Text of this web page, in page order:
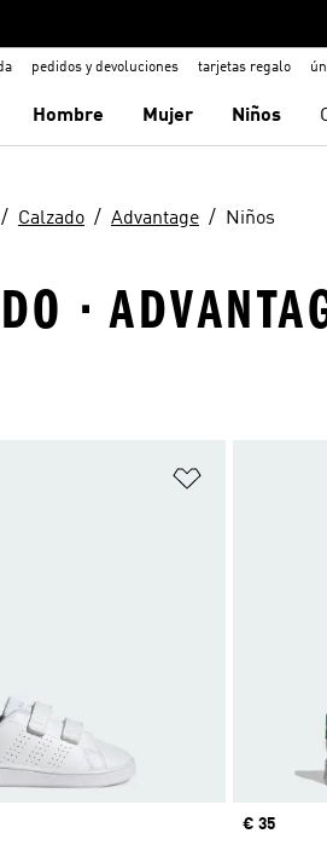
pedidos y devoluciones tarjetas regalo
Hombre Mujer Niños
Calzado Advantage Niños
·
Precio
€ 35